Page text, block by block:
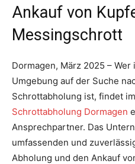
Ankauf von
Messingschrott
Dormagen, März 2025 – Wer
Umgebung auf der Suche
Schrottabholung ist, findet
Schrottabholung Dormagen
Ansprechpartner. Das
umfassenden und
Abholung und den Ankauf